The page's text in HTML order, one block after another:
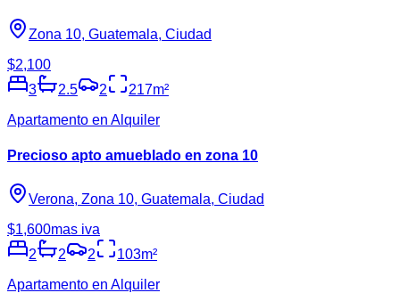
Zona 10, Guatemala, Ciudad
$2,100
3
2.5 2 217m²
Apartamento en Alquiler
Precioso apto amueblado en zona 10
Verona, Zona 10, Guatemala, Ciudad
$1,600mas iva
2
2 2 103m²
Apartamento en Alquiler